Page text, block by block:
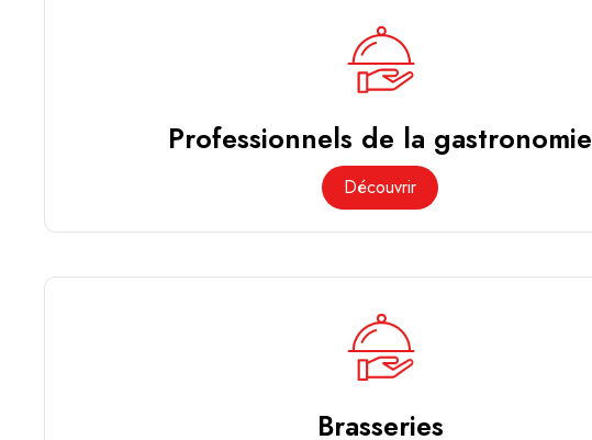
Professionnels de la gastronomie
Découvrir
Brasseries